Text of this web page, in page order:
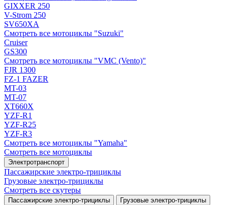
GIXXER 250
V-Strom 250
SV650XA
Смотреть все мотоциклы "Suzuki"
Cruiser
GS300
Смотреть все мотоциклы "VMC (Vento)"
FJR 1300
FZ-1 FAZER
MT-03
MT-07
XT660X
YZF-R1
YZF-R25
YZF-R3
Смотреть все мотоциклы "Yamaha"
Смотреть все мотоциклы
Электротранспорт
Пассажирские электро‑трициклы
Грузовые электро‑трициклы
Смотреть все скутеры
Пассажирские электро‑трициклы Грузовые электро‑трициклы